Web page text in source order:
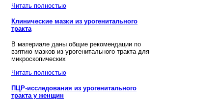
Читать полностью
Клинические мазки из урогенитального
тракта
В материале даны общие рекомендации по
взятию мазков из урогенитального тракта для
микроскопических
Читать полностью
ПЦР-исследования из урогенитального
тракта у женщин